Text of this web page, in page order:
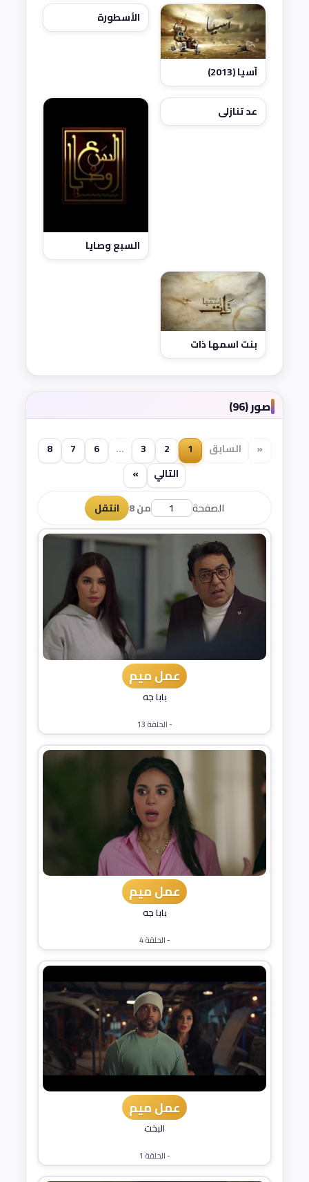
آسيا (2013)
الأسطورة
عد تنازلي
السبع وصايا
بنت اسمها ذات
صور (96)
« السابق 1
2
3
...
6
7
8
التالي
»
الصفحة
من 8 انتقل
عمل ميم
بابا جه
- الحلقة 13
عمل ميم
بابا جه
- الحلقة 4
عمل ميم
البخت
- الحلقة 1